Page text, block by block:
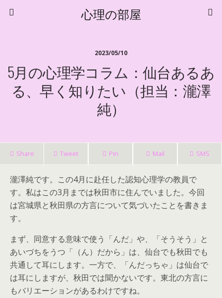
心理の部屋
2023/05/10
5月の心理学コラム：仙台あるあ
る、早く知りたい（担当：瀧澤
純）
Share Tweet Pin Mail SMS
瀧澤純です。この4月に赴任した認知心理学の教員で
す。私はこの3月までは秋田市に住んでいました。今回
は宮城県と秋田県の方言について気づいたことを書きま
す。
まず、同意する意味で使う「んだ」や、「そうそう」と
あいづちをうつ「（ん）だから」は、仙台でも秋田でも
共通して耳にします。一方で、「んだっちゃ」は仙台で
は耳にしますが、秋田では聞かないです。東北の方言に
もバリエーションがあるわけですね。